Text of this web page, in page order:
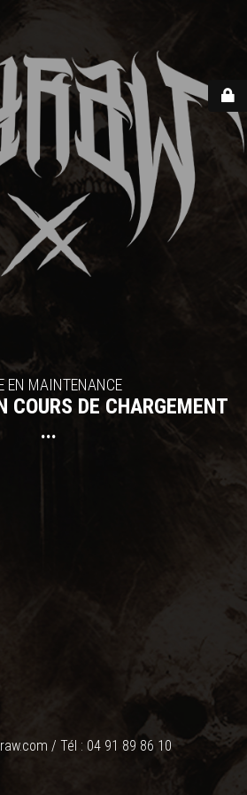
EN MAINTENANCE
COURS DE CHARGEMENT
...
/ Tél : 04 91 89 86 10